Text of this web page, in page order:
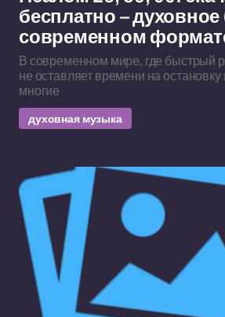
бесплатно – духовное
современном
В современном мире, где быстрый
не оставляет времени на
многие
духовная музыка